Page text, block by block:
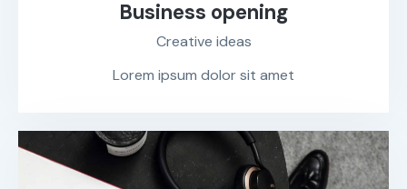
Business opening
Creative ideas
Lorem ipsum dolor sit amet